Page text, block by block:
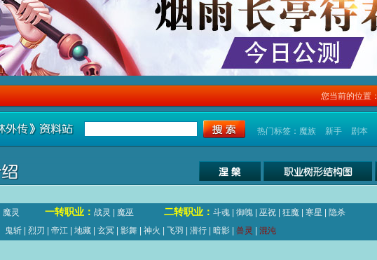
您当前的位置：
热门标签： 魔族 新手 剧本
魔灵 一转职业： 战灵 魔巫 二转职业： 斗魂| 御魄| 巫祝| 狂魔| 寒星 隐杀
鬼斩| 烈刃 帝江| 地藏| 玄冥| 影舞| 神火 飞羽 潜行| 暗影| 兽灵 混沌